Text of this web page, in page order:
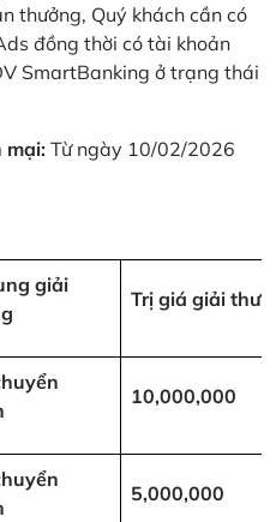
thưởng, Quý khách cần có
đồng thời có tài khoản
SmartBanking ở trạng thái
mại: Từ ngày 10/02/2026
giải
Trị giá giải
10,000,000
5,000,000